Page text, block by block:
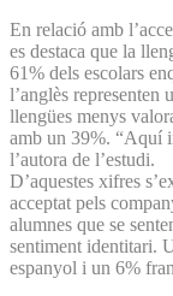
En relació amb
es destaca que la
61% dels escolars
l’anglès
llengües menys
amb un 39%. “Aquí
l’autora de l’estudi.
D’aquestes xifres
acceptat pels
alumnes que se
sentiment identitari.
espanyol i un 6%